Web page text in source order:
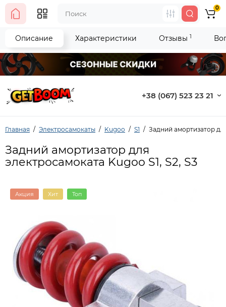
+38 (067) 523 23 21
0
Главная Электросамокаты Kugoo S1 Задний амортизатор
Задний амортизатор для
электросамоката Kugoo S1, S2, S3
Акция Хит Топ
Описание Характеристики Отзывы 1